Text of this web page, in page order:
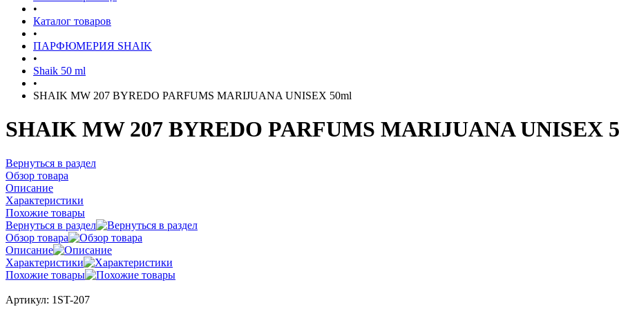
•
Каталог товаров
•
ПАРФЮМЕРИЯ SHAIK
•
Shaik 50 ml
•
SHAIK MW 207 BYREDO PARFUMS MARIJUANA UNISEX 50ml
SHAIK MW 207 BYREDO PARFUMS MARIJUANA UNISEX
Вернуться в раздел
Обзор товара
Описание
Характеристики
Похожие товары
Вернуться в раздел
Обзор товара
Описание
Характеристики
Похожие товары
Артикул: 1ST-207